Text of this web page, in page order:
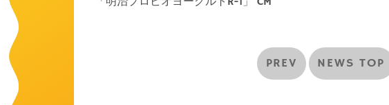
PREV NEWS TOP